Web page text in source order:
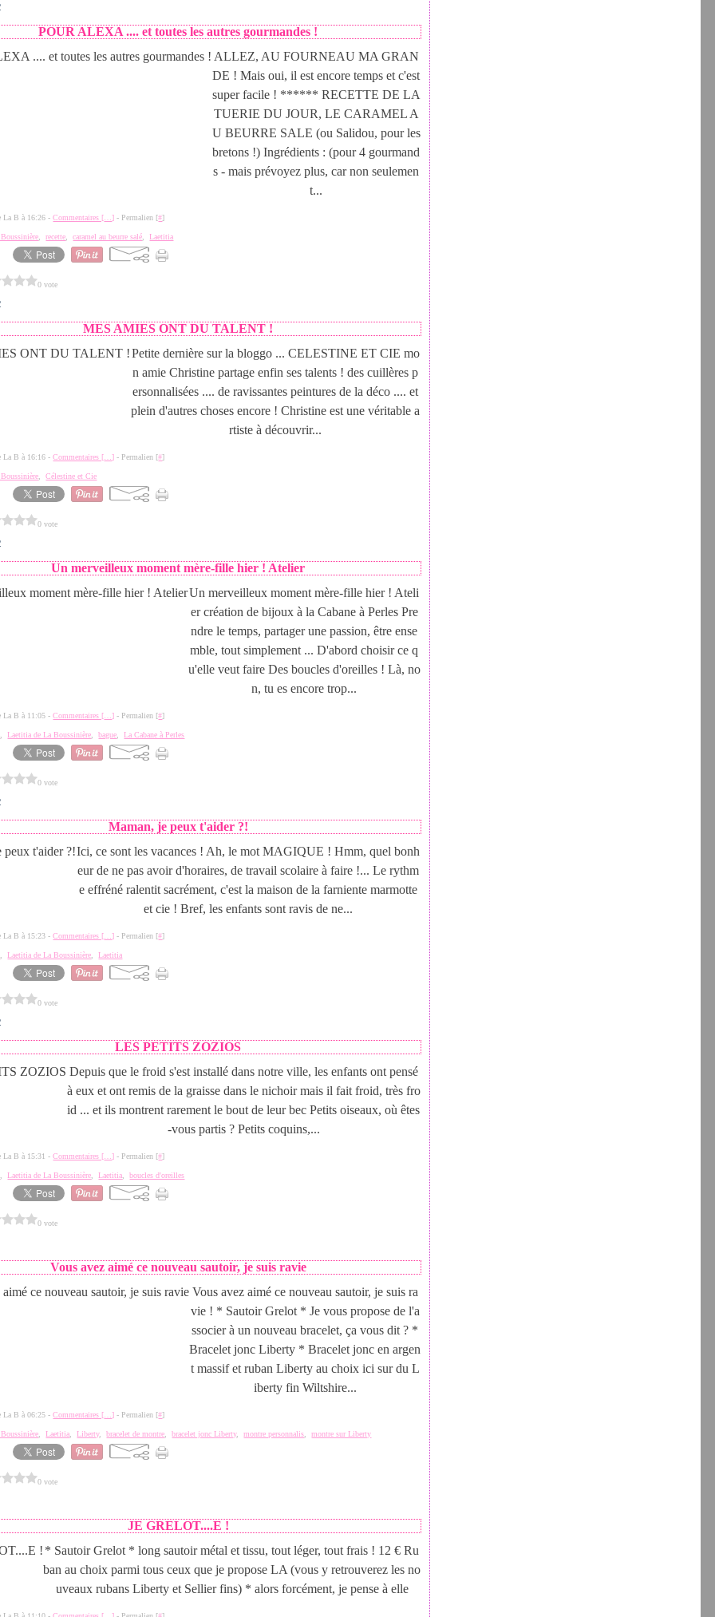
POUR ALEXA .... et toutes les autres gourmandes !
ALLEZ, AU FOURNEAU MA GRAN
DE ! Mais oui, il est encore temps et c'est
super facile ! ****** RECETTE DE LA
TUERIE DU JOUR, LE CARAMEL A
U BEURRE SALE (ou Salidou, pour les
bretons !) Ingrédients : (pour 4 gourmand
s - mais prévoyez plus, car non seulemen
t...
La B à 16:26 -Commentaires [ …] - Permalien [#]
,recette ,caramel au beurre salé ,Laetitia
0 vote
MES AMIES ONT DU TALENT !
Petite dernière sur la bloggo ... CELESTINE ET CIE mo
n amie Christine partage enfin ses talents ! des cuillères p
ersonnalisées .... de ravissantes peintures de la déco .... et
plein d'autres choses encore ! Christine est une véritable a
rtiste à découvrir...
La B à 16:16 -Commentaires [ …] - Permalien [#]
,Célestine et Cie
0 vote
Un merveilleux moment mère-fille hier ! Atelier
Un merveilleux moment mère-fille hier ! Ateli
er création de bijoux à la Cabane à Perles Pre
ndre le temps, partager une passion, être ense
mble, tout simplement ... D'abord choisir ce q
u'elle veut faire Des boucles d'oreilles ! Là, no
n, tu es encore trop...
La B à 11:05 -Commentaires [ …] - Permalien [#]
,Laetitia de La Boussinière ,bague ,La Cabane à Perles
0 vote
Maman, je peux t'aider ?!
Ici, ce sont les vacances ! Ah, le mot MAGIQUE ! Hmm, quel bonh
eur de ne pas avoir d'horaires, de travail scolaire à faire !... Le rythm
e effréné ralentit sacrément, c'est la maison de la farniente marmotte
et cie ! Bref, les enfants sont ravis de ne...
La B à 15:23 -Commentaires [ …] - Permalien [#]
,Laetitia de La Boussinière ,Laetitia
0 vote
LES PETITS ZOZIOS
Depuis que le froid s'est installé dans notre ville, les enfants ont pensé
à eux et ont remis de la graisse dans le nichoir mais il fait froid, très fro
id ... et ils montrent rarement le bout de leur bec Petits oiseaux, où êtes
-vous partis ? Petits coquins,...
La B à 15:31 -Commentaires [ …] - Permalien [#]
,Laetitia de La Boussinière ,Laetitia ,boucles d'oreilles
0 vote
Vous avez aimé ce nouveau sautoir, je suis ravie
Vous avez aimé ce nouveau sautoir, je suis ra
vie ! * Sautoir Grelot * Je vous propose de l'a
ssocier à un nouveau bracelet, ça vous dit ? *
Bracelet jonc Liberty * Bracelet jonc en argen
t massif et ruban Liberty au choix ici sur du L
iberty fin Wiltshire...
La B à 06:25 -Commentaires [ …] - Permalien [#]
,Laetitia ,Liberty,bracelet de montre ,bracelet jonc Liberty,montre personnalis ,montre sur Liberty
0 vote
JE GRELOT....E !
* Sautoir Grelot * long sautoir métal et tissu, tout léger, tout frais ! 12 € Ru
ban au choix parmi tous ceux que je propose LA (vous y retrouverez les no
uveaux rubans Liberty et Sellier fins) * alors forcément, je pense à elle